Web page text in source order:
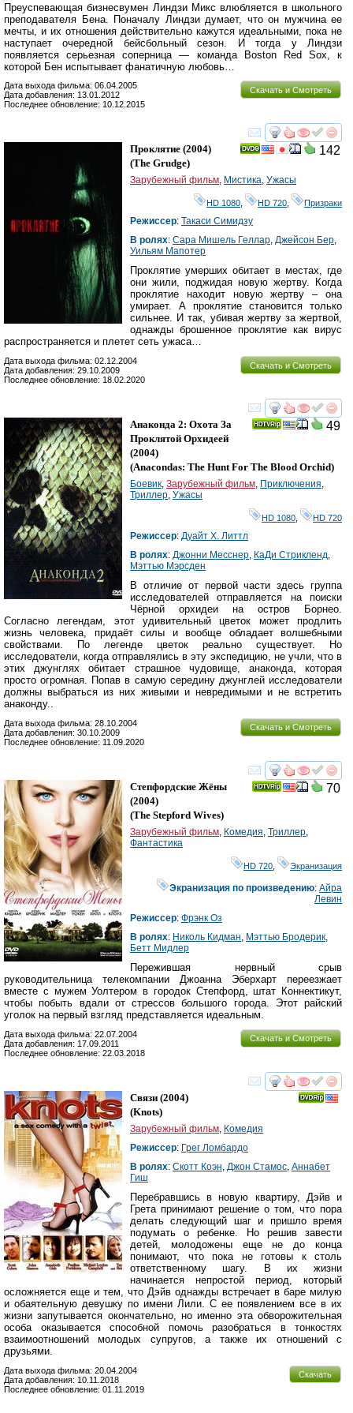
Преуспевающая бизнесвумен Линдзи Микс влюбляется в школьного
преподавателя Бена. Поначалу Линдзи думает, что он мужчина ее
мечты, и их отношения действительно кажутся идеальными, пока не
наступает очередной бейсбольный сезон. И тогда у Линдзи
появляется серьезная соперница — команда Boston Red Sox, к
которой Бен испытывает фанатичную любовь…
Скачать и Смотреть
Дата выхода фильма: 06.04.2005
Дата добавления: 13.01.2012
Последнее обновление: 10.12.2015
смотреть
142
Проклятие (2004)
(The Grudge)
Зарубежный фильм, Мистика, Ужасы
HD 1080 HD 720 Призраки
Режиссер: Такаси Симидзу
В ролях: Сара Мишель Геллар, Джейсон Бер,
Уильям Мапотер
Проклятие умерших обитает в местах, где
они жили, поджидая новую жертву. Когда
проклятие находит новую жертву – она
умирает. А проклятие становится только
сильнее. И так, убивая жертву за жертвой,
однажды брошенное проклятие как вирус
распространяется и плетет сеть ужаса…
Скачать и Смотреть
Дата выхода фильма: 02.12.2004
Дата добавления: 29.10.2009
Последнее обновление: 18.02.2020
смотреть
49
Анаконда 2: Охота За
Проклятой Орхидеей
(2004)
(Anacondas: The Hunt For The Blood Orchid)
Боевик, Зарубежный фильм, Приключения,
Триллер, Ужасы
HD 1080 HD 720
Режиссер: Дуайт Х. Литтл
В ролях: Джонни Месснер, КаДи Стрикленд,
Мэттью Мэрсден
В отличие от первой части здесь группа
исследователей отправляется на поиски
Чёрной орхидеи на остров Борнео.
Согласно легендам, этот удивительный цветок может продлить
жизнь человека, придаёт силы и вообще обладает волшебными
свойствами. По легенде цветок реально существует. Но
исследователи, когда отправлялись в эту экспедицию, не учли, что в
этих джунглях обитает страшное чудовище, анаконда, которая
просто огромная. Попав в самую середину джунглей исследователи
должны выбраться из них живыми и невредимыми и не встретить
анаконду..
Скачать и Смотреть
Дата выхода фильма: 28.10.2004
Дата добавления: 30.10.2009
Последнее обновление: 11.09.2020
смотреть
70
Степфордские Жёны
(2004)
(The Stepford Wives)
Зарубежный фильм, Комедия, Триллер,
Фантастика
HD 720 Экранизация
Экранизация по произведению:Айра
Левин
Режиссер: Фрэнк Оз
В ролях: Николь Кидман, Мэттью Бродерик,
Бетт Мидлер
Пережившая нервный срыв
руководительница телекомпании Джоанна Эберхарт переезжает
вместе с мужем Уолтером в городок Степфорд, штат Коннектикут,
чтобы побыть вдали от стрессов большого города. Этот райский
уголок на первый взгляд представляется идеальным.
Скачать и Смотреть
Дата выхода фильма: 22.07.2004
Дата добавления: 17.09.2011
Последнее обновление: 22.03.2018
смотреть
Связи (2004)
(Knots)
Зарубежный фильм Комедия
Режиссер: Грег Ломбардо
В ролях: Скотт Коэн Джон Стамос Аннабет
Гиш
Перебравшись в новую квартиру, Дэйв и
Грета принимают решение о том, что пора
делать следующий шаг и пришло время
подумать о ребенке. Но решив завести
детей, молодожены еще не до конца
понимают, что пока не готовы к столь
ответственному шагу. В их жизни
начинается непростой период, который
осложняется еще и тем, что Дэйв однажды встречает в баре милую
и обаятельную девушку по имени Лили. С ее появлением все в их
жизни запутывается окончательно, но именно эта обворожительная
особа оказывается способной помочь разобраться в тонкостях
взаимоотношений молодых супругов, а также их отношений с
друзьями.
Скачать
Дата выхода фильма: 20.04.2004
Дата добавления: 10.11.2018
Последнее обновление: 01.11.2019